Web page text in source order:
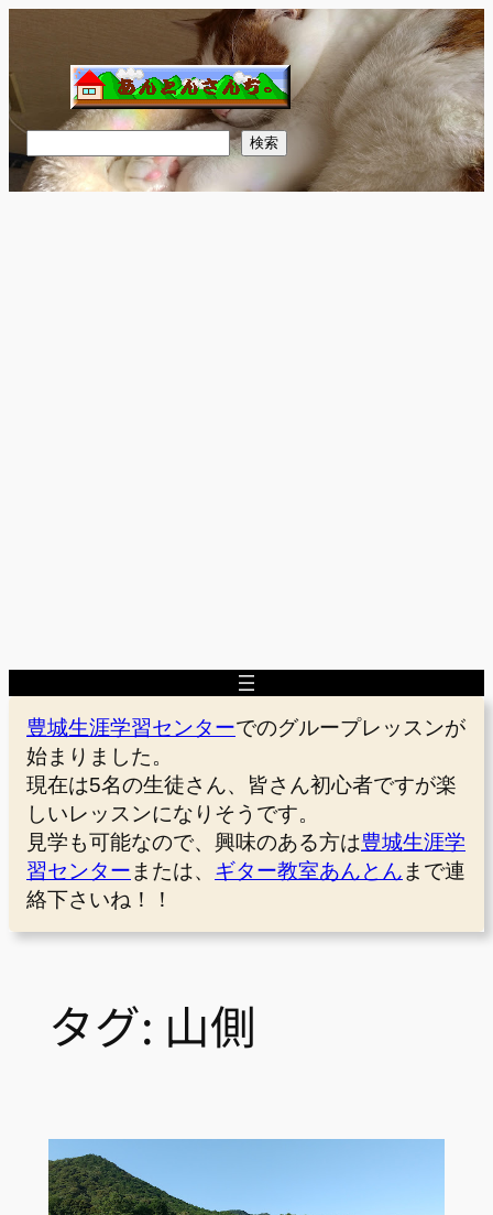
を
ス
キ
ッ
プ
索
検索
豊城生涯学習センターでのグループレッスンが
始まりました。
現在は5名の生徒さん、皆さん初心者ですが楽
しいレッスンになりそうです。
見学も可能なので、興味のある方は豊城生涯学
習センター または、 ギター教室あんとん まで連
絡下さいね！！
タグ: 山側